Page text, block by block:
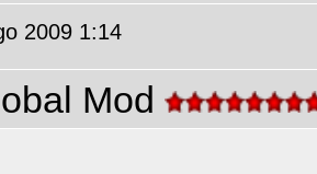
2009 1:14
Mod